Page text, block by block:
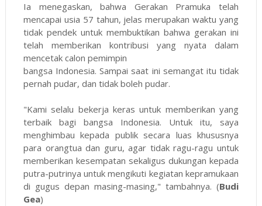
Ia menegaskan, bahwa Gerakan Pramuka telah
mencapai usia 57 tahun, jelas merupakan waktu yang
tidak pendek untuk membuktikan bahwa gerakan ini
telah memberikan kontribusi yang nyata dalam
mencetak calon pemimpin
bangsa Indonesia. Sampai saat ini semangat itu tidak
pernah pudar, dan tidak boleh pudar.
"Kami selalu bekerja keras untuk memberikan yang
terbaik bagi bangsa Indonesia. Untuk itu, saya
menghimbau kepada publik secara luas khususnya
para orangtua dan guru, agar tidak ragu-ragu untuk
memberikan kesempatan sekaligus dukungan kepada
putra-putrinya untuk mengikuti kegiatan kepramukaan
di gugus depan masing-masing," tambahnya. (Budi
Gea)